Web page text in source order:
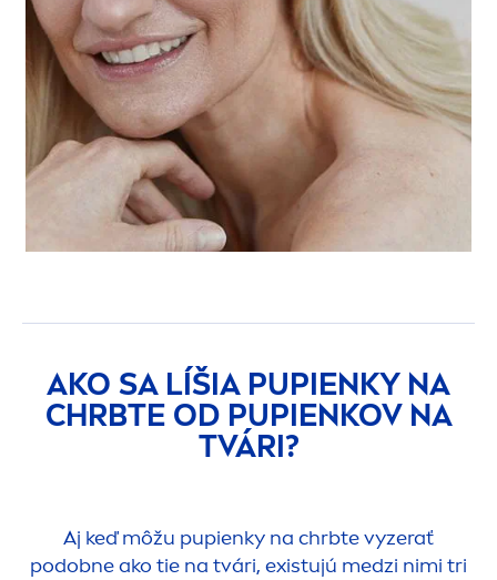
AKO SA LÍŠIA PUPIENKY NA
CHRBTE OD PUPIENKOV NA
TVÁRI?
Aj keď môžu pupienky na chrbte vyzerať
podobne ako tie na tvári, existujú medzi nimi tri